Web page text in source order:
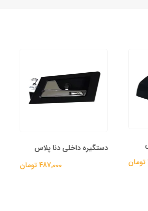
دستگیره داخلی دنا پلاس
487,000 تومان